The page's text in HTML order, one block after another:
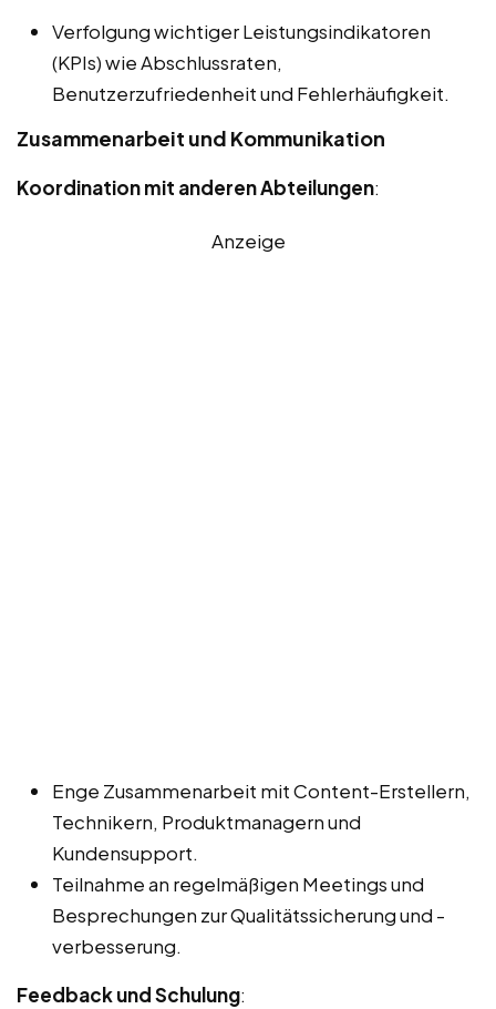
Verfolgung wichtiger Leistungsindikatoren
(KPIs) wie Abschlussraten,
Benutzerzufriedenheit und Fehlerhäufigkeit.
Zusammenarbeit und Kommunikation
Koordination mit anderen Abteilungen:
Anzeige
Enge Zusammenarbeit mit Content-Erstellern,
Technikern, Produktmanagern und
Kundensupport.
Teilnahme an regelmäßigen Meetings und
Besprechungen zur Qualitätssicherung und -
verbesserung.
Feedback und Schulung: